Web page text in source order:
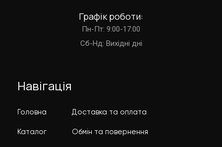
Графік роботи:
Пн-Пт: 9:00-17:00
Cб-Нд: Вихідні дні
Навігація
Головна
Каталог
Доставка та оплата
Обмін та повернення